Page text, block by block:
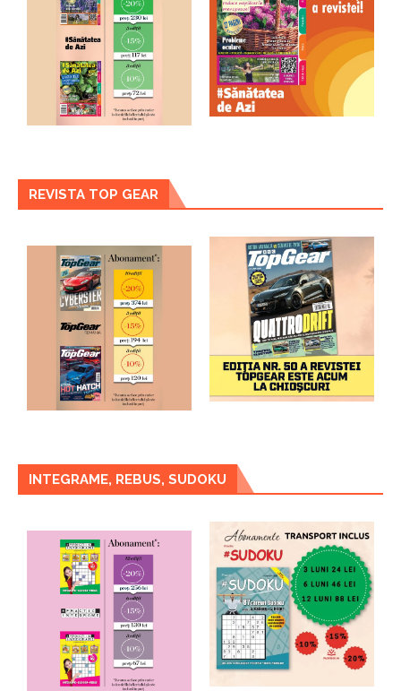
REVISTA TOP GEAR
INTEGRAME, REBUS, SUDOKU